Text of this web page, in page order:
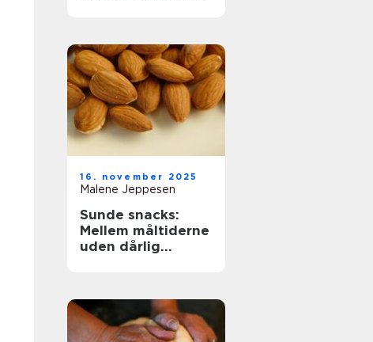
16. november 2025
Malene Jeppesen
Sunde snacks:
Mellem måltiderne
uden dårlig